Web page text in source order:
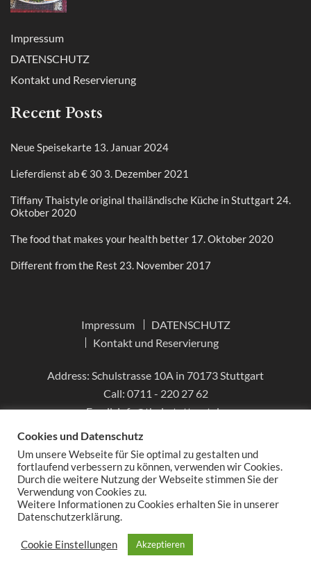
Impressum
DATENSCHUTZ
Kontakt und Reservierung
Recent Posts
Neue Speisekarte 13. Januar 2024
Lieferdienst ab € 30 3. Dezember 2021
Tiffany Thaistyle original thailändische Küche in Stuttgart 24.
Oktober 2020
The food that makes your health better 17. Oktober 2020
Different from the Rest 23. November 2017
Impressum
DATENSCHUTZ
Kontakt und Reservierung
Address: Schulstrasse 10A in 70173 Stuttgart
Call: 0711 - 220 27 62
Email:info@thai-stuttgart.de
DATENSCHUTZ
Thairestaurant.
Cookies und Datenschutz
Um unsere Webseite für Sie optimal zu gestalten und
fortlaufend verbessern zu können, verwenden wir Cookies.
Durch die weitere Nutzung der Webseite stimmen Sie der
Verwendung von Cookies zu.
Weitere Informationen zu Cookies erhalten Sie in unserer
Datenschutzerklärung.
Cookie Einstellungen Akzeptieren